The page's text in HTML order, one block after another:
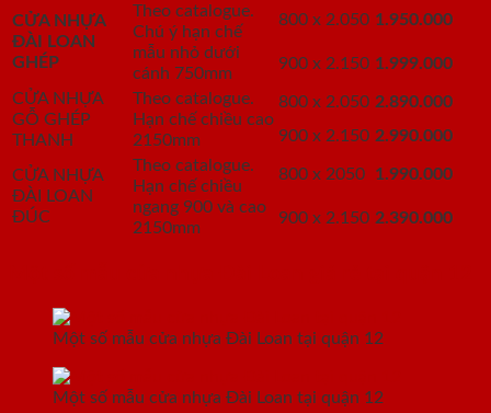
CỬA NHỰA
ĐÀI LOAN
GHÉP
Theo catalogue.
Chú ý hạn chế
mẫu nhỏ dưới
cánh 750mm
800 x 2.050 1.950.000
900 x 2.150 1.999.000
CỬA NHỰA
GỖ GHÉP
THANH
Theo catalogue.
Hạn chế chiều cao
2150mm
800 x 2.050 2.890.000
900 x 2.150 2.990.000
CỬA NHỰA
ĐÀI LOAN
ĐÚC
Theo catalogue.
Hạn chế chiều
ngang 900 và cao
2150mm
800 x 2050 1.990.000
900 x 2.150 2.390.000
Một số mẫu cửa nhựa Đài Loan tại quận 12
Một số mẫu cửa nhựa Đài Loan tại quận 12